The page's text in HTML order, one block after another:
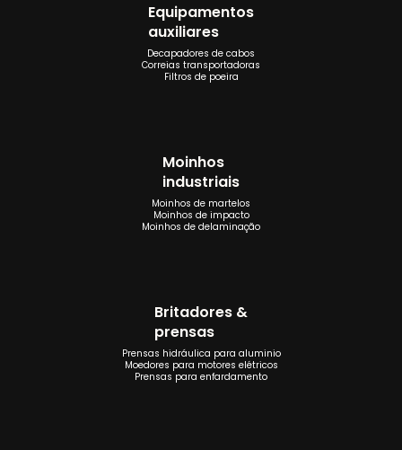
Equipamentos
auxiliares
Decapadores de cabos
Correias transportadoras
Filtros de poeira
Moinhos
industriais
Moinhos de martelos
Moinhos de impacto
Moinhos de delaminação
Britadores &
prensas
Prensas hidráulica para aluminio
Moedores para motores elétricos
Prensas para enfardamento